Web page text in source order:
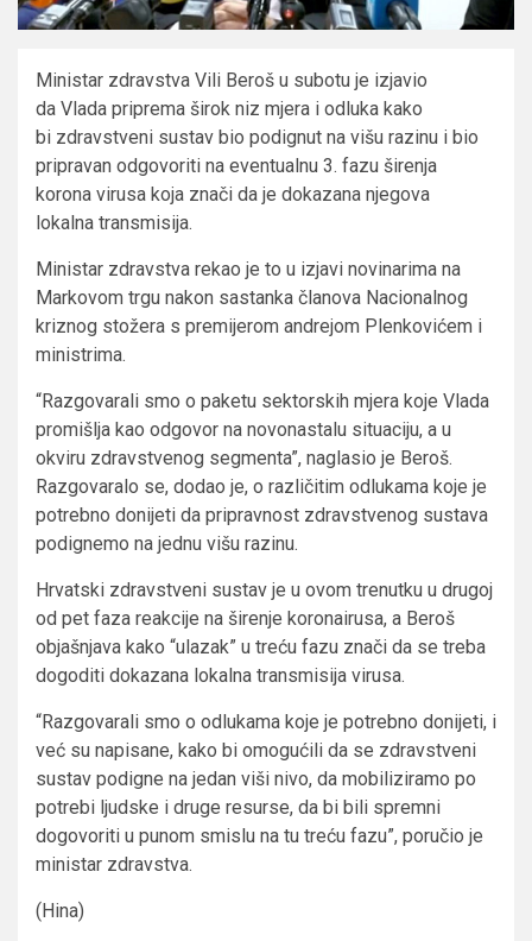
Ministar zdravstva Vili Beroš u subotu je izjavio
da Vlada priprema širok niz mjera i odluka kako
bi zdravstveni sustav bio podignut na višu razinu i bio
pripravan odgovoriti na eventualnu 3. fazu širenja
korona virusa koja znači da je dokazana njegova
lokalna transmisija.
Ministar zdravstva rekao je to u izjavi novinarima na
Markovom trgu nakon sastanka članova Nacionalnog
kriznog stožera s premijerom andrejom Plenkovićem i
ministrima.
“Razgovarali smo o paketu sektorskih mjera koje Vlada
promišlja kao odgovor na novonastalu situaciju, a u
okviru zdravstvenog segmenta”, naglasio je Beroš.
Razgovaralo se, dodao je, o različitim odlukama koje je
potrebno donijeti da pripravnost zdravstvenog sustava
podignemo na jednu višu razinu.
Hrvatski zdravstveni sustav je u ovom trenutku u drugoj
od pet faza reakcije na širenje koronairusa, a Beroš
objašnjava kako “ulazak” u treću fazu znači da se treba
dogoditi dokazana lokalna transmisija virusa.
“Razgovarali smo o odlukama koje je potrebno donijeti, i
već su napisane, kako bi omogućili da se zdravstveni
sustav podigne na jedan viši nivo, da mobiliziramo po
potrebi ljudske i druge resurse, da bi bili spremni
dogovoriti u punom smislu na tu treću fazu”, poručio je
ministar zdravstva.
(Hina)